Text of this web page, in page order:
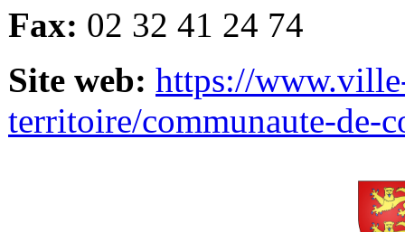
Fax: 02 32 41 24 74
Site web: https://
territoire/communaute-de-